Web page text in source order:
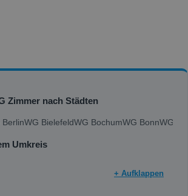
Zimmer nach Städten
BerlinWG BielefeldWG BochumWG BonnWG
Umkreis
+ Aufklappen